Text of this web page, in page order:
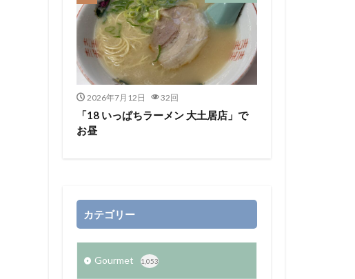
2026年7月12日 32回
「18 いっぱちラーメン 大土居店」で
お昼
カテゴリー
Gourmet 1,053